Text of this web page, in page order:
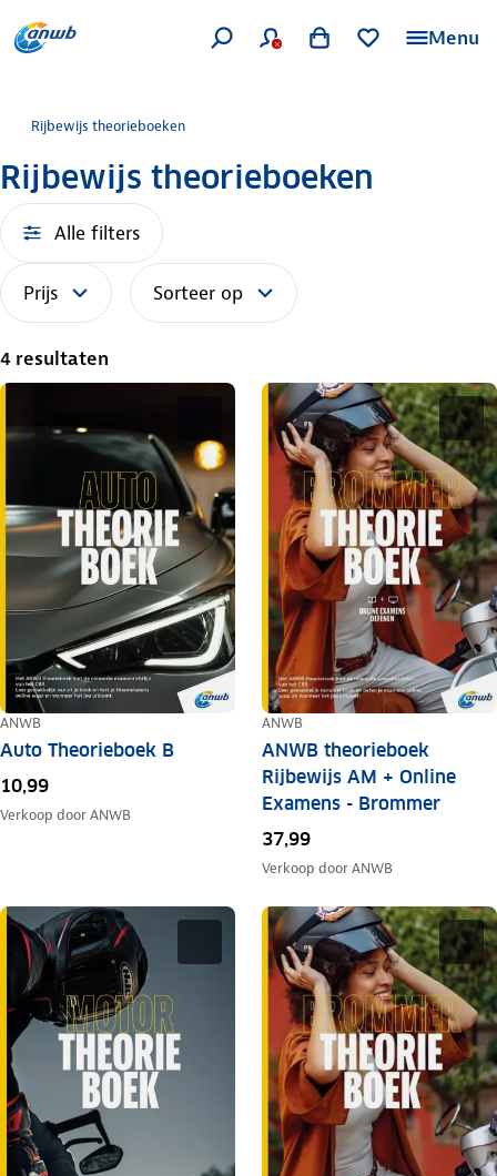
Menu
Rijbewijs theorieboeken
Rijbewijs theorieboeken
Alle filters
Prijs Sorteer op
4 resultaten
ANWB
Auto Theorieboek B
10,99
Verkoop doorANWB
ANWB
ANWB theorieboek
Rijbewijs AM + Online
Examens - Brommer
37,99
Verkoop doorANWB